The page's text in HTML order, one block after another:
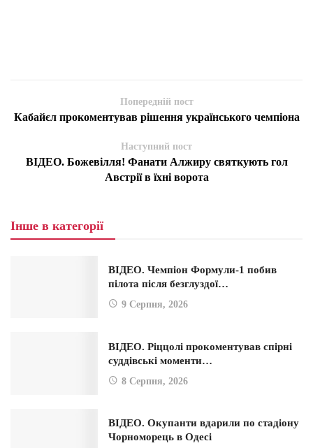
Попередній пост
Кабайєл прокоментував рішення українського чемпіона
Наступний пост
ВІДЕО. Божевілля! Фанати Алжиру святкують гол
Австрії в їхні ворота
Інше в категорії
ВІДЕО. Чемпіон Формули-1 побив
пілота після безглуздої…
9 Серпня, 2026
ВІДЕО. Ріццолі прокоментував спірні
суддівські моменти…
8 Серпня, 2026
ВІДЕО. Окупанти вдарили по стадіону
Чорноморець в Одесі